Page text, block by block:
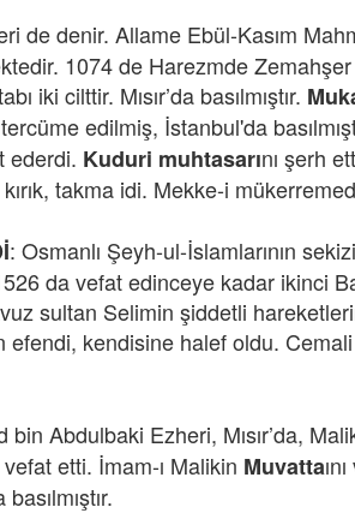
de denir. Allame Ebül-Kasım
1074 de Harezmde
iki cilttir. Mısır’da basılmıştır.
edilmiş, İstanbul'da
ederdi. Kuduri muhtasarını şerh
takma idi. Mekke-i
: Osmanlı Şeyh-ul-İslamlarının
da vefat edinceye kadar ikinci
sultan Selimin şiddetli
kendisine halef oldu. Cemali
bin Abdulbaki Ezheri, Mısır’da,
etti. İmam-ı Malikin Muvatta